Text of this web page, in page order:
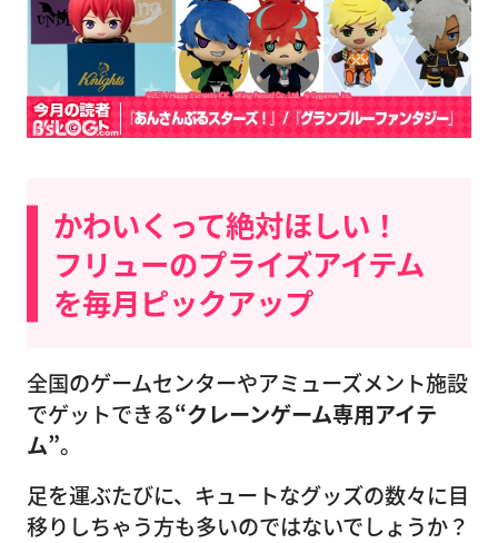
かわいくって絶対ほしい！
フリューのプライズアイテム
を毎月ピックアップ
全国のゲームセンターやアミューズメント施設
でゲットできる“クレーンゲーム専用アイテ
ム”。
足を運ぶたびに、キュートなグッズの数々に目
移りしちゃう方も多いのではないでしょうか？